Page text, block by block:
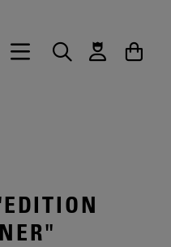
vom Onlineshop
Hauptnavigation öffnen
Suche